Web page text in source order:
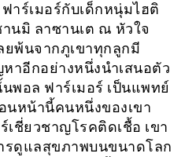
าร์เมอร์กับเด็กหนุ่มไฮติ
นมิ ลาซานเต ณ หัวใจ
ยพ้นจากภูเขาทุกลูกมี
าอีกอย่างหนึ่งนำเสนอตัว
อล ฟาร์เมอร์ เป็นแพทย์
นหน้านี้คนหนึ่งของเขา
เชี่ยวชาญโรคติดเชื้อ เขา
รดูแลสุขภาพบนขนาดโลก